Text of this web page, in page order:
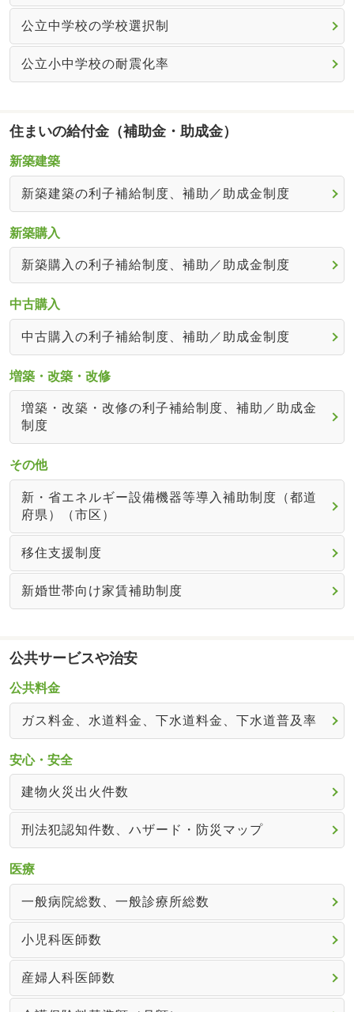
公立中学校の学校選択制
公立小中学校の耐震化率
住まいの給付金（補助金・助成金）
新築建築
新築建築の利子補給制度、補助／助成金制度
新築購入
新築購入の利子補給制度、補助／助成金制度
中古購入
中古購入の利子補給制度、補助／助成金制度
増築・改築・改修
増築・改築・改修の利子補給制度、補助／助成金
制度
その他
新・省エネルギー設備機器等導入補助制度（都道
府県）（市区）
移住支援制度
新婚世帯向け家賃補助制度
公共サービスや治安
公共料金
ガス料金、水道料金、下水道料金、下水道普及率
安心・安全
建物火災出火件数
刑法犯認知件数、ハザード・防災マップ
医療
一般病院総数、一般診療所総数
小児科医師数
産婦人科医師数